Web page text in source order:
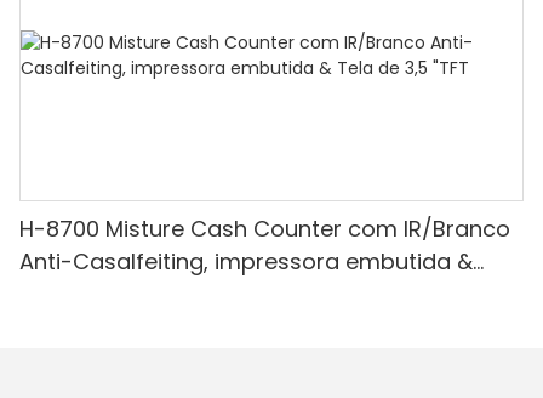
H-8700 Misture Cash Counter com IR/Branco
Anti-Casalfeiting, impressora embutida &